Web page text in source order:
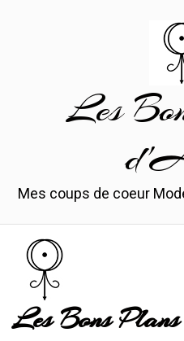
Les
Mes coups de coeur
Les Bons